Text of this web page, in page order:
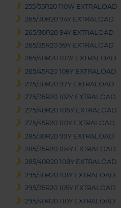
255/55R20 110W EXTRALOAD
265/30R20 94Y EXTRALOAD
265/30R20 94Y EXTRALOAD
265/35R20 99Y EXTRALOAD
265/40R20 104Y EXTRALOAD
265/45R20 108Y EXTRALOAD
275/30R20 97Y EXTRALOAD
275/35R20 102Y EXTRALOAD
275/40R20 106Y EXTRALOAD
275/45R20 110Y EXTRALOAD
285/30R20 99Y EXTRALOAD
285/35R20 104Y EXTRALOAD
285/40R20 108Y EXTRALOAD
295/30R20 101Y EXTRALOAD
295/35R20 105Y EXTRALOAD
295/40R20 110Y EXTRALOAD